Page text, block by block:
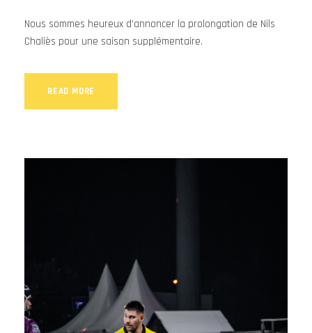
Nous sommes heureux d’annoncer la prolongation de Nils
Chaliès pour une saison supplémentaire.
READ MORE